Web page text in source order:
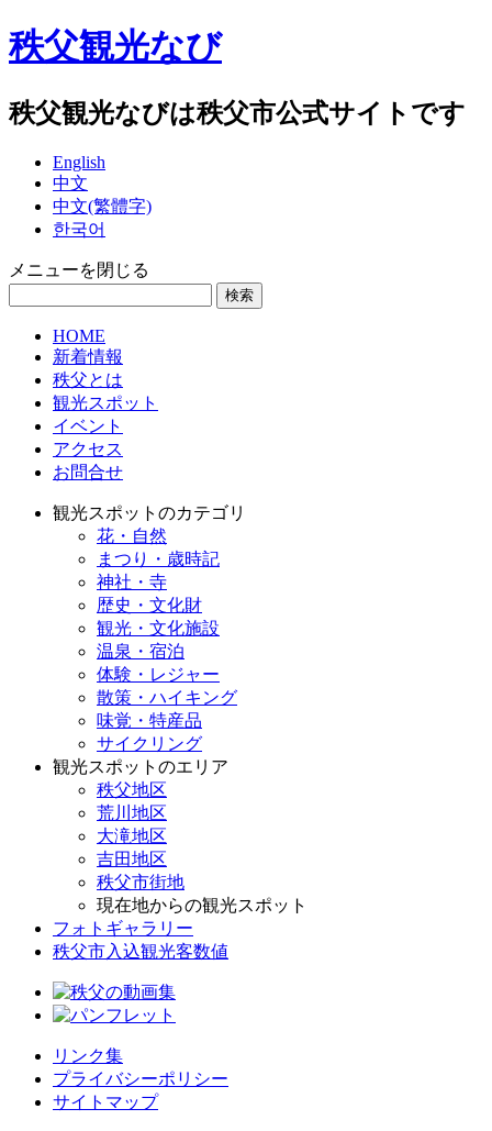
秩父観光なび
秩父観光なびは秩父市公式サイトです
English
中文
中文(繁體字)
한국어
メニューを閉じる
HOME
新着情報
秩父とは
観光スポット
イベント
アクセス
お問合せ
観光スポットのカテゴリ
花・自然
まつり・歳時記
神社・寺
歴史・文化財
観光・文化施設
温泉・宿泊
体験・レジャー
散策・ハイキング
味覚・特産品
サイクリング
観光スポットのエリア
秩父地区
荒川地区
大滝地区
吉田地区
秩父市街地
現在地からの観光スポット
フォトギャラリー
秩父市入込観光客数値
リンク集
プライバシーポリシー
サイトマップ